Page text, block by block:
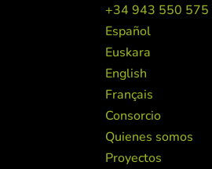
+34 943 550 575
Español
Euskara
English
Français
Consorcio
Quienes somos
Proyectos